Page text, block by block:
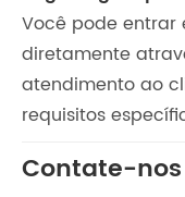
Você pode entrar
diretamente
atendimento ao
requisitos
Contate-nos